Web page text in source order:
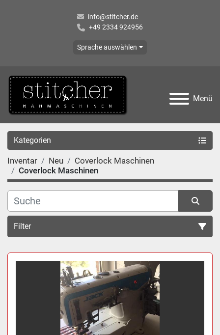
info@stitcher.de
+49 2334 924956
Sprache auswählen
Menü
Kategorien
Inventar Neu
Coverlock Maschinen
Coverlock Maschinen
Filter
Sortieren nach